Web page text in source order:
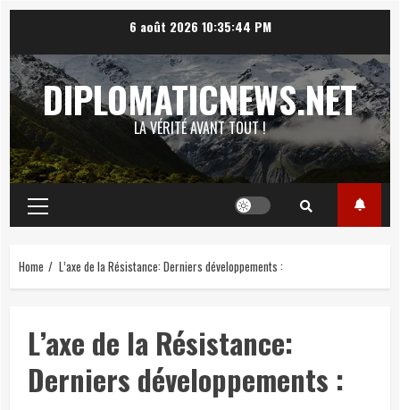
content
6 août 2026 10:35:45 PM
DIPLOMATICNEWS.NET
LA VÉRITÉ AVANT TOUT !
Primary
Menu
Home L’axe de la Résistance: Derniers développements :
L’axe de la Résistance:
Derniers développements :